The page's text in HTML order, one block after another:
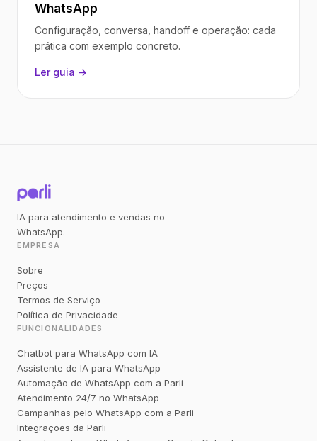
WhatsApp
Configuração, conversa, handoff e operação: cada
prática com exemplo concreto.
Ler guia →
IA para atendimento e vendas no
WhatsApp.
EMPRESA
Sobre
Preços
Termos de Serviço
Política de Privacidade
FUNCIONALIDADES
Chatbot para WhatsApp com IA
Assistente de IA para WhatsApp
Automação de WhatsApp com a Parli
Atendimento 24/7 no WhatsApp
Campanhas pelo WhatsApp com a Parli
Integrações da Parli